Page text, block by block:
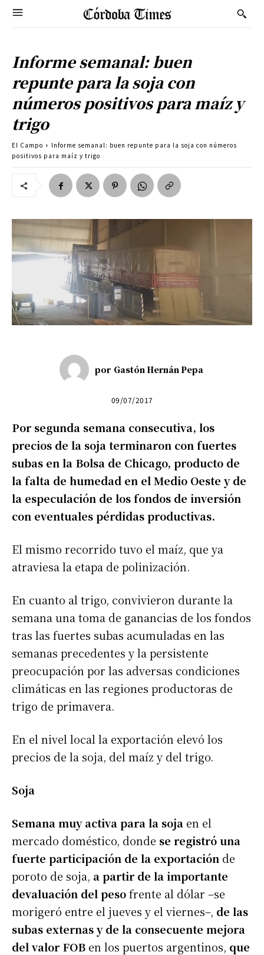
Informe semanal: buen
repunte para la soja con
números positivos para maíz y
trigo
El Campo
Informe semanal: buen repunte para la soja con números
positivos para maíz y trigo
por Gastón Hernán Pepa
09/07/2017
Por segunda semana consecutiva, los
precios de la soja terminaron con fuertes
subas en la Bolsa de Chicago, producto de
la falta de humedad en el Medio Oeste y de
la especulación de los fondos de inversión
con eventuales pérdidas productivas.
El mismo recorrido tuvo el maíz, que ya
atraviesa la etapa de polinización.
En cuanto al trigo, convivieron durante la
semana una toma de ganancias de los fondos
tras las fuertes subas acumuladas en las
semanas precedentes y la persistente
preocupación por las adversas condiciones
climáticas en las regiones productoras de
trigo de primavera.
En el nivel local la exportación elevó los
precios de la soja, del maíz y del trigo.
Soja
Semana muy activa para la soja en el
mercado doméstico, donde se registró una
fuerte participación de la exportación de
poroto de soja, a partir de la importante
devaluación del pesofrente al dólar –se
morigeró entre el jueves y el viernes–, de las
subas externas y de la consecuente mejora
del valor FOB en los puertos argentinos, que